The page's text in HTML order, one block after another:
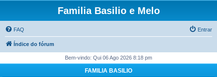
Familia Basilio e Melo
FAQ Entrar
Índice do fórum
Bem-vindo: Qui 06 Ago 2026 8:18 pm
FAMILIA BASILIO